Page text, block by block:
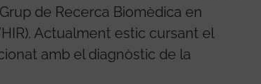
de Recerca Biomèdica en
Actualment estic cursant el
amb el diagnòstic de la